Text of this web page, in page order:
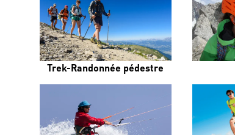
Trek-Randonnée pédestre